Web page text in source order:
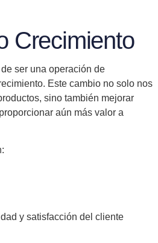
Crecimiento
ser una operación de
Este cambio no solo nos
sino también mejorar
aún más valor a
y satisfacción del cliente